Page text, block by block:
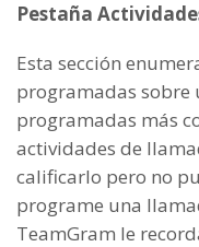
Pestaña
Esta sección
programadas sobre
programadas más
actividades de
calificarlo pero no
programe una
TeamGram le